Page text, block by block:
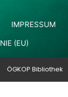
IMPRESSUM
(EU)
ÖGKOP Bibliothek